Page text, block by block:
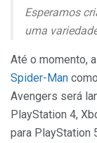
Esperamos
uma
Até o momento,
Spider-Man
Avengers será
PlayStation 4,
para PlayStation